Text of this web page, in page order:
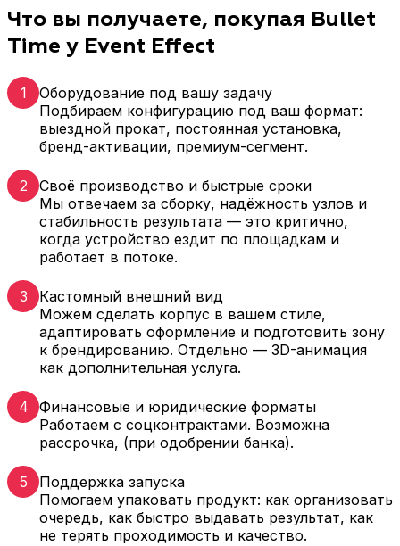
Что вы получаете, покупая Bullet
Time у Event Effect
1
Оборудование под вашу задачу
Подбираем конфигурацию под ваш формат:
выездной прокат, постоянная установка,
бренд-активации, премиум-сегмент.
2
Своё производство и быстрые сроки
Мы отвечаем за сборку, надёжность узлов и
стабильность результата — это критично,
когда устройство ездит по площадкам и
работает в потоке.
3
Кастомный внешний вид
Можем сделать корпус в вашем стиле,
адаптировать оформление и подготовить зону
к брендированию. Отдельно — 3D-анимация
как дополнительная услуга.
4
Финансовые и юридические форматы
Работаем с соцконтрактами. Возможна
рассрочка, (при одобрении банка).
5
Поддержка запуска
Помогаем упаковать продукт: как организовать
очередь, как быстро выдавать результат, как
не терять проходимость и качество.